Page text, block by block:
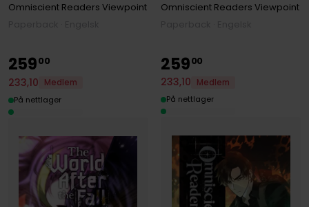
Omniscient Readers Viewpoint
Omniscient Readers Viewpoint
25900
233,10
Medlem
På nettlager
25900
233,10
Medlem
På nettlager